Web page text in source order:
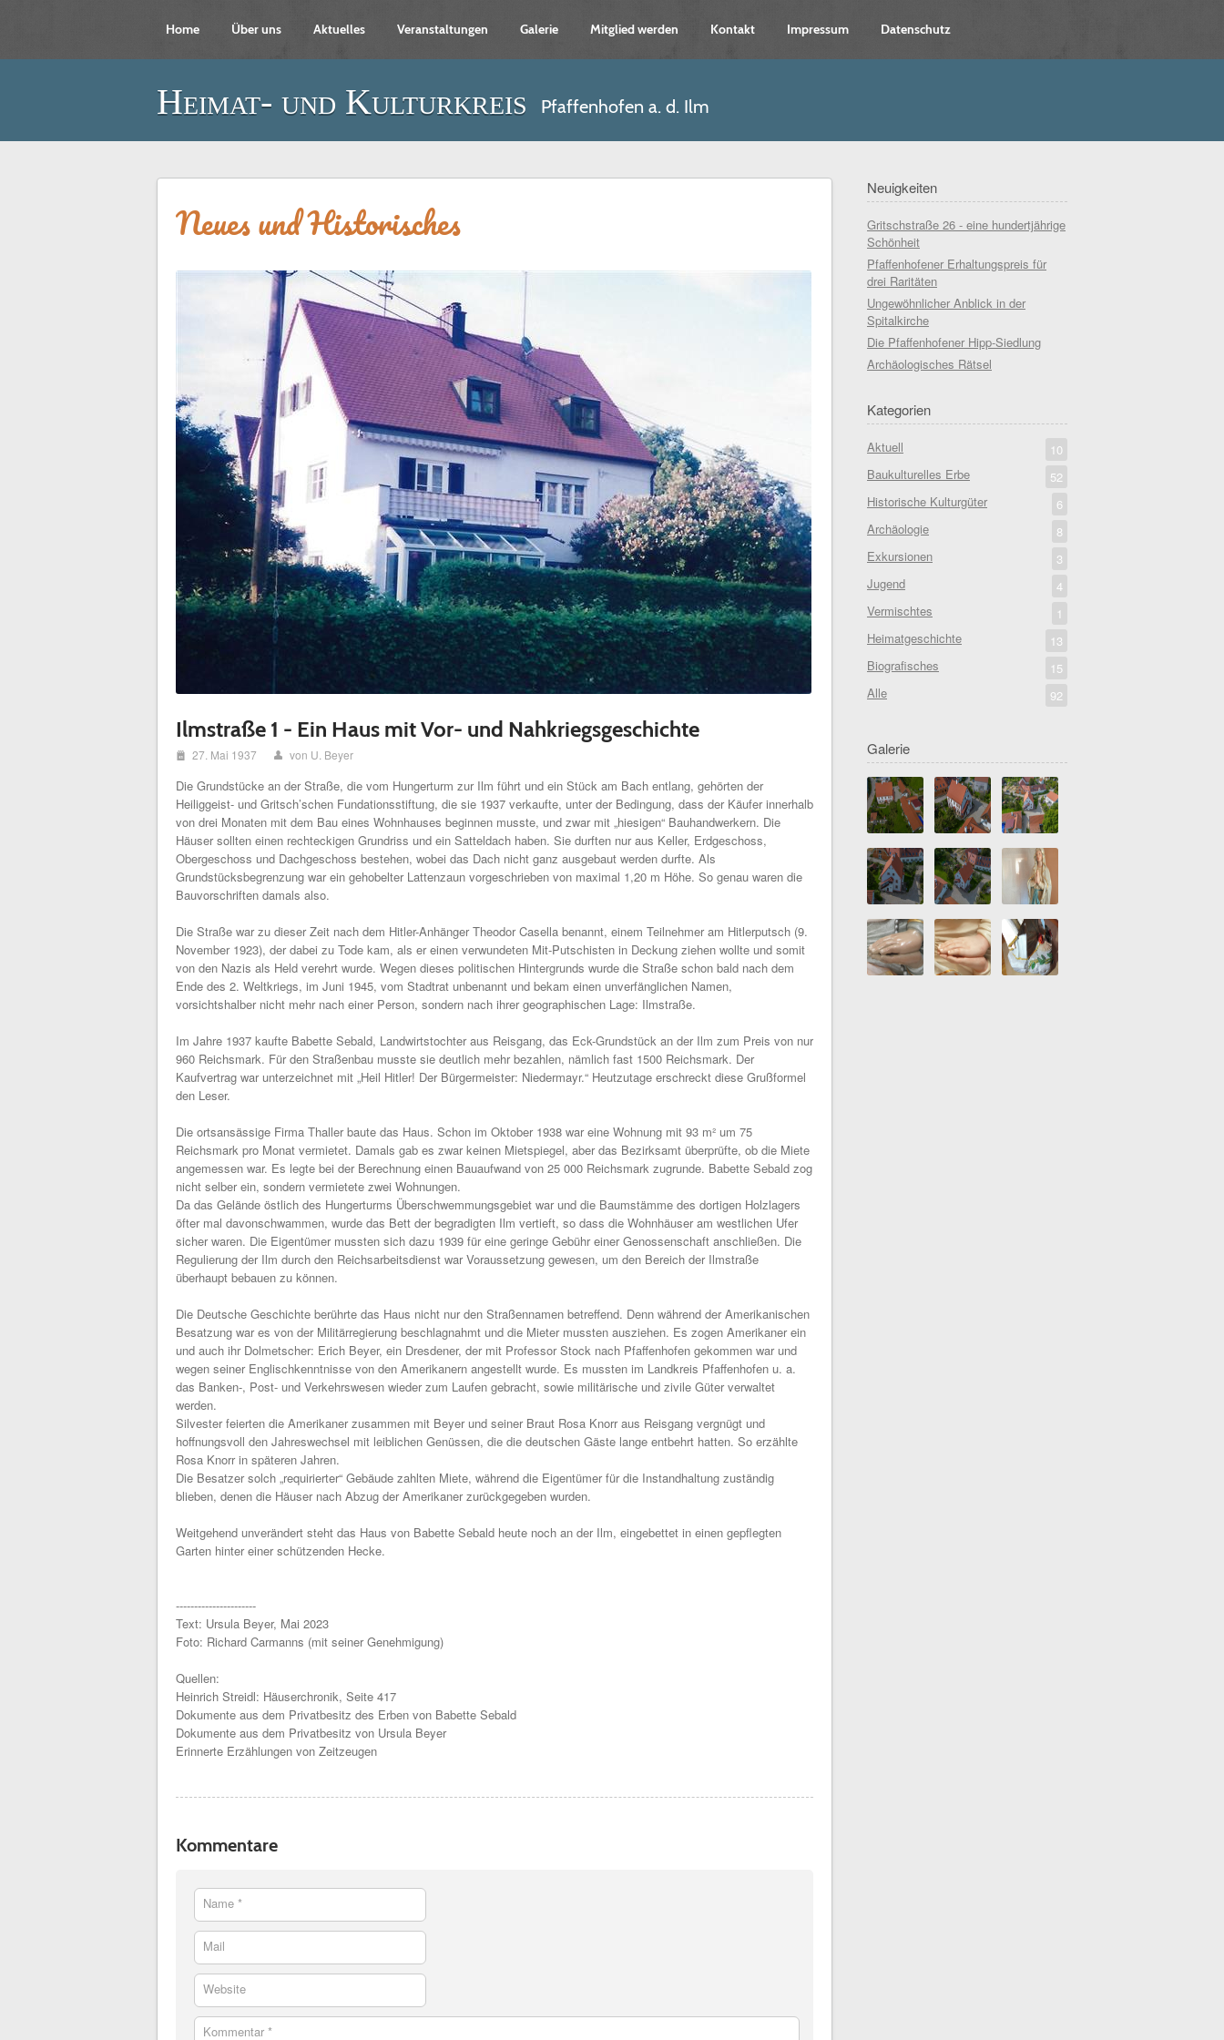
Home Über uns Aktuelles Veranstaltungen Galerie Mitglied werden Kontakt Impressum Datenschutz
Heimat- und Kulturkreis Pfaffenhofen a. d. Ilm
Neues und Historisches
Ilmstraße 1 - Ein Haus mit Vor- und Nahkriegsgeschichte
i 27. Mai 1937 x von U. Beyer
Die Grundstücke an der Straße, die vom Hungerturm zur Ilm führt und ein Stück am Bach entlang, gehörten der
Heiliggeist- und Gritsch’schen Fundationsstiftung, die sie 1937 verkaufte, unter der Bedingung, dass der Käufer innerhalb
von drei Monaten mit dem Bau eines Wohnhauses beginnen musste, und zwar mit „hiesigen“ Bauhandwerkern. Die
Häuser sollten einen rechteckigen Grundriss und ein Satteldach haben. Sie durften nur aus Keller, Erdgeschoss,
Obergeschoss und Dachgeschoss bestehen, wobei das Dach nicht ganz ausgebaut werden durfte. Als
Grundstücksbegrenzung war ein gehobelter Lattenzaun vorgeschrieben von maximal 1,20 m Höhe. So genau waren die
Bauvorschriften damals also.
Die Straße war zu dieser Zeit nach dem Hitler-Anhänger Theodor Casella benannt, einem Teilnehmer am Hitlerputsch (9.
November 1923), der dabei zu Tode kam, als er einen verwundeten Mit-Putschisten in Deckung ziehen wollte und somit
von den Nazis als Held verehrt wurde. Wegen dieses politischen Hintergrunds wurde die Straße schon bald nach dem
Ende des 2. Weltkriegs, im Juni 1945, vom Stadtrat unbenannt und bekam einen unverfänglichen Namen,
vorsichtshalber nicht mehr nach einer Person, sondern nach ihrer geographischen Lage: Ilmstraße.
Im Jahre 1937 kaufte Babette Sebald, Landwirtstochter aus Reisgang, das Eck-Grundstück an der Ilm zum Preis von nur
960 Reichsmark. Für den Straßenbau musste sie deutlich mehr bezahlen, nämlich fast 1500 Reichsmark. Der
Kaufvertrag war unterzeichnet mit „Heil Hitler! Der Bürgermeister: Niedermayr.“ Heutzutage erschreckt diese Grußformel
den Leser.
Die ortsansässige Firma Thaller baute das Haus. Schon im Oktober 1938 war eine Wohnung mit 93 m² um 75
Reichsmark pro Monat vermietet. Damals gab es zwar keinen Mietspiegel, aber das Bezirksamt überprüfte, ob die Miete
angemessen war. Es legte bei der Berechnung einen Bauaufwand von 25 000 Reichsmark zugrunde. Babette Sebald zog
nicht selber ein, sondern vermietete zwei Wohnungen.
Da das Gelände östlich des Hungerturms Überschwemmungsgebiet war und die Baumstämme des dortigen Holzlagers
öfter mal davonschwammen, wurde das Bett der begradigten Ilm vertieft, so dass die Wohnhäuser am westlichen Ufer
sicher waren. Die Eigentümer mussten sich dazu 1939 für eine geringe Gebühr einer Genossenschaft anschließen. Die
Regulierung der Ilm durch den Reichsarbeitsdienst war Voraussetzung gewesen, um den Bereich der Ilmstraße
überhaupt bebauen zu können.
Die Deutsche Geschichte berührte das Haus nicht nur den Straßennamen betreffend. Denn während der Amerikanischen
Besatzung war es von der Militärregierung beschlagnahmt und die Mieter mussten ausziehen. Es zogen Amerikaner ein
und auch ihr Dolmetscher: Erich Beyer, ein Dresdener, der mit Professor Stock nach Pfaffenhofen gekommen war und
wegen seiner Englischkenntnisse von den Amerikanern angestellt wurde. Es mussten im Landkreis Pfaffenhofen u. a.
das Banken-, Post- und Verkehrswesen wieder zum Laufen gebracht, sowie militärische und zivile Güter verwaltet
werden.
Silvester feierten die Amerikaner zusammen mit Beyer und seiner Braut Rosa Knorr aus Reisgang vergnügt und
hoffnungsvoll den Jahreswechsel mit leiblichen Genüssen, die die deutschen Gäste lange entbehrt hatten. So erzählte
Rosa Knorr in späteren Jahren.
Die Besatzer solch „requirierter“ Gebäude zahlten Miete, während die Eigentümer für die Instandhaltung zuständig
blieben, denen die Häuser nach Abzug der Amerikaner zurückgegeben wurden.
Weitgehend unverändert steht das Haus von Babette Sebald heute noch an der Ilm, eingebettet in einen gepflegten
Garten hinter einer schützenden Hecke.
----------------------
Text: Ursula Beyer, Mai 2023
Foto: Richard Carmanns (mit seiner Genehmigung)
Quellen:
Heinrich Streidl: Häuserchronik, Seite 417
Dokumente aus dem Privatbesitz des Erben von Babette Sebald
Dokumente aus dem Privatbesitz von Ursula Beyer
Erinnerte Erzählungen von Zeitzeugen
Kommentare
Name *
Mail
Website
Kommentar *
Neuigkeiten
Gritschstraße 26 - eine hundertjährige
Schönheit
Pfaffenhofener Erhaltungspreis für
drei Raritäten
Ungewöhnlicher Anblick in der
Spitalkirche
Die Pfaffenhofener Hipp-Siedlung
Archäologisches Rätsel
Kategorien
Aktuell
10
Baukulturelles Erbe
52
Historische Kulturgüter
6
Archäologie
8
Exkursionen
3
Jugend
4
Vermischtes
1
Heimatgeschichte
13
Biografisches
15
Alle
92
Galerie